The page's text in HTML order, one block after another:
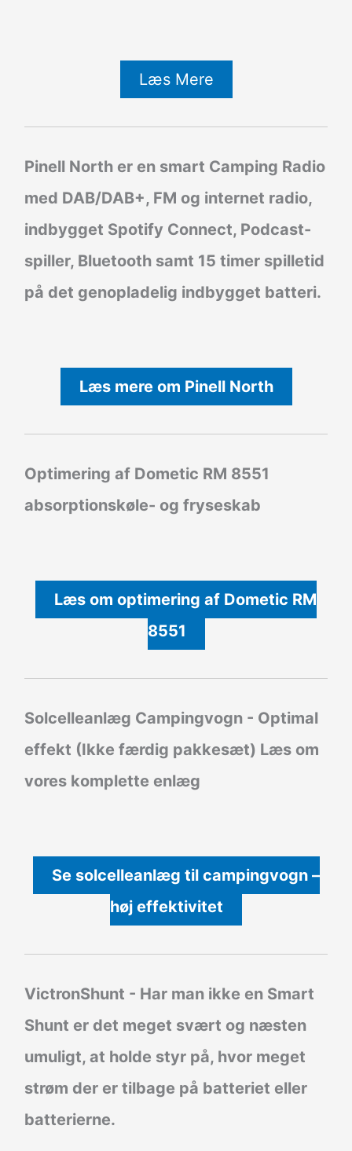
Læs Mere
Pinell North er en smart Camping Radio
med DAB/DAB+, FM og internet radio,
indbygget Spotify Connect, Podcast-
spiller, Bluetooth samt 15 timer spilletid
på det genopladelig indbygget batteri.
Læs mere om Pinell North
Optimering af Dometic RM 8551
absorptionskøle- og fryseskab
Læs om optimering af Dometic RM
8551
Solcelleanlæg Campingvogn - Optimal
effekt (Ikke færdig pakkesæt) Læs om
vores komplette enlæg
Se solcelleanlæg til campingvogn –
høj effektivitet
VictronShunt - Har man ikke en Smart
Shunt er det meget svært og næsten
umuligt, at holde styr på, hvor meget
strøm der er tilbage på batteriet eller
batterierne.